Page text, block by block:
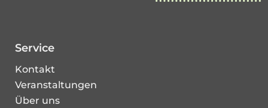
Service
Kontakt
Veranstaltungen
Über uns